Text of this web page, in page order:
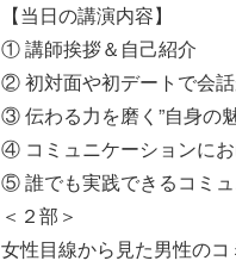
【当日の講演内容】
① 講師挨拶＆自己紹介
② 初対面や初デートで会
③ 伝わる力を磨く”自身の
④ コミュニケーションに
⑤ 誰でも実践できるコミ
＜２部＞
女性目線から見た男性の